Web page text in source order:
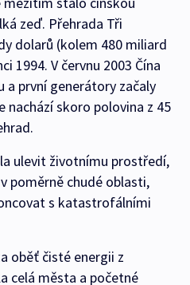
zeď. Přehrada Tři
dolarů (kolem 480 miliard
1994. V červnu 2003 Čína
a první generátory začaly
nachází skoro polovina z 45
ulevit životnímu prostředí,
poměrně chudé oblasti,
s katastrofálními
oběť čisté energii z
celá města a početné